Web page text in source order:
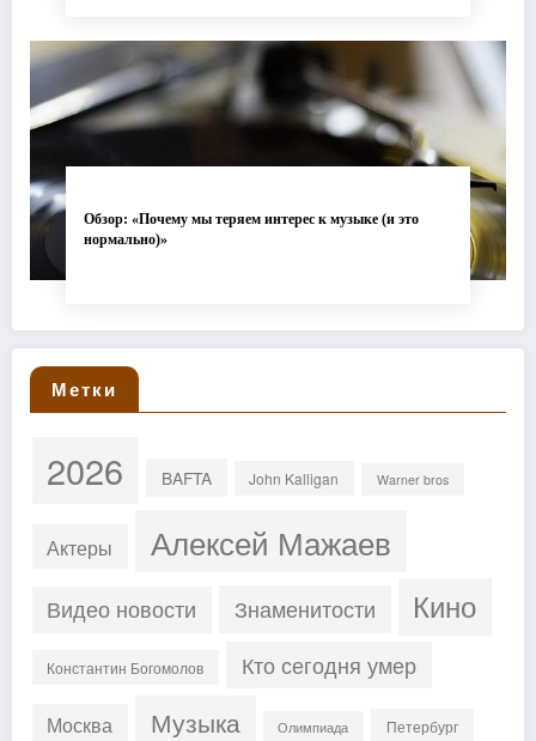
Обзор: «Почему мы теряем интерес к музыке (и это
нормально)»
Метки
2026 BAFTA John Kalligan Warner bros
Актеры Алексей Мажаев
Видео новости Знаменитости Кино
Константин Богомолов Кто сегодня умер
Москва Музыка Олимпиада Петербург